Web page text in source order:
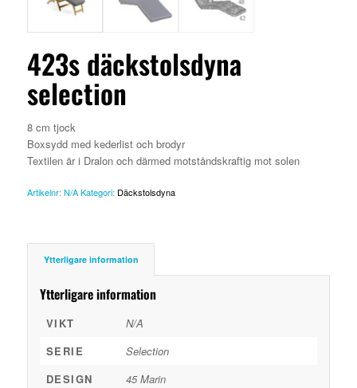
423s däckstolsdyna
selection
8 cm tjock
Boxsydd med kederlist och brodyr
Textilen är i Dralon och därmed motståndskraftig mot solen
Artikelnr: N/A Kategori: Däckstolsdyna
Ytterligare information
Ytterligare information
VIKT
N/A
SERIE
Selection
DESIGN
45 Marin